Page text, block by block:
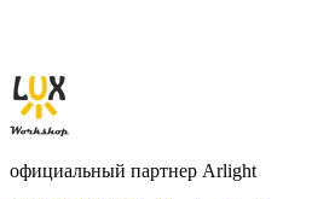
официальный партнер Arlight